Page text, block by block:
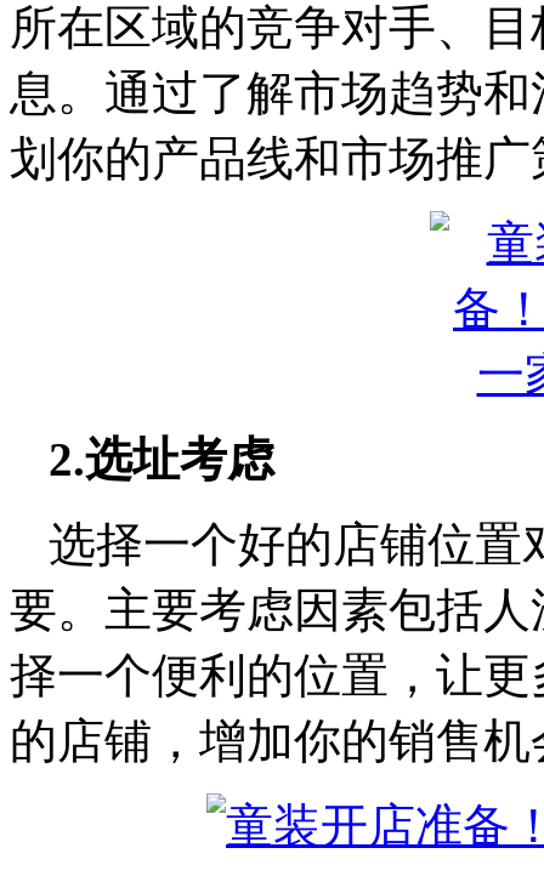
所在区域的竞争对手、
息。通过了解市场趋势
划你的产品线和市场推广
2.选址考虑
选择一个好的店铺位置
要。主要考虑因素包括
择一个便利的位置，让
的店铺，增加你的销售机